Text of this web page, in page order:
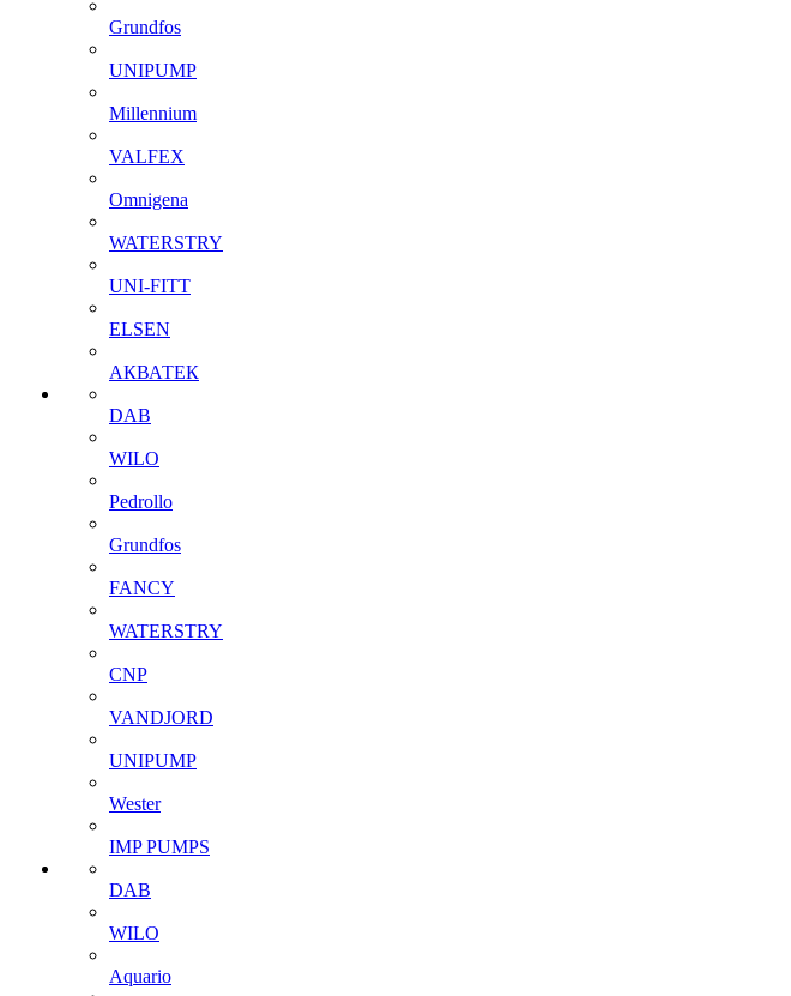
Grundfos
UNIPUMP
Millennium
VALFEX
Omnigena
WATERSTRY
UNI-FITT
ELSEN
АКВАТЕК
DAB
WILO
Pedrollo
Grundfos
FANCY
WATERSTRY
CNP
VANDJORD
UNIPUMP
Wester
IMP PUMPS
DAB
WILO
Aquario